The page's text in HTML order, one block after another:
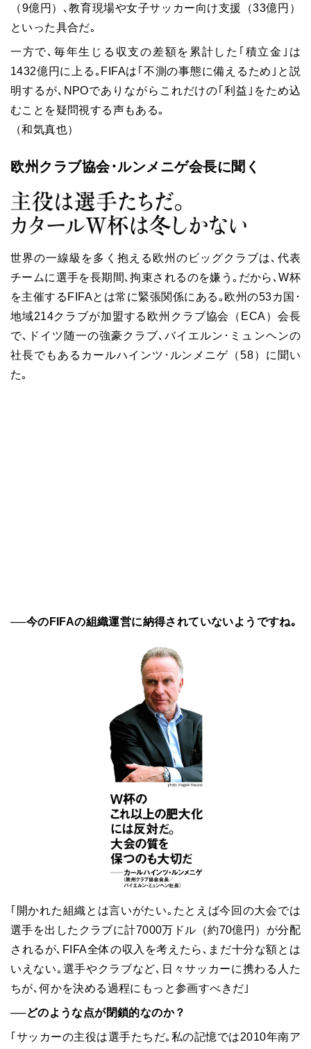
（9億円）､教育現場や女子サッカー向け支援（33億円）
といった具合だ｡
一方で､毎年生じる収支の差額を累計した｢積立金｣は
1432億円に上る｡FIFAは｢不測の事態に備えるため｣と説
明するが､NPOでありながらこれだけの｢利益｣をため込
むことを疑問視する声もある｡
（和気真也）
欧州クラブ協会･ルンメニゲ会長に聞く
世界の一線級を多く抱える欧州のビッグクラブは､代表
チームに選手を長期間､拘束されるのを嫌う｡だから､W杯
を主催するFIFAとは常に緊張関係にある｡欧州の53カ国･
地域214クラブが加盟する欧州クラブ協会（ECA）会長
で､ドイツ随一の強豪クラブ､バイエルン･ミュンヘンの
社長でもあるカールハインツ･ルンメニゲ（58）に聞い
た｡
──今のFIFAの組織運営に納得されていないようですね｡
｢開かれた組織とは言いがたい｡たとえば今回の大会では
選手を出したクラブに計7000万ドル（約70億円）が分配
されるが､FIFA全体の収入を考えたら､まだ十分な額とは
いえない｡選手やクラブなど､日々サッカーに携わる人た
ちが､何かを決める過程にもっと参画すべきだ｣
──どのような点が閉鎖的なのか？
｢サッカーの主役は選手たちだ｡私の記憶では2010年南ア